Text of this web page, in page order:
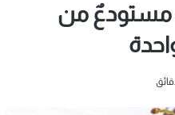
مستودعٌ من